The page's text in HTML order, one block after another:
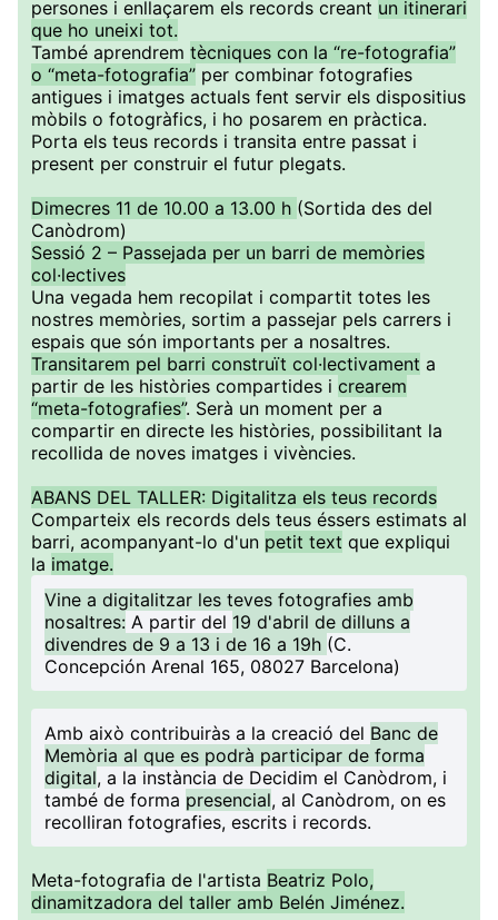
persones i enllaçarem els records creant un itinerari
que ho uneixi tot.
També aprendrem tècniques con la “re-fotografia”
o “meta-fotografia” per combinar fotografies
antigues i imatges actuals fent servir els dispositius
mòbils o fotogràfics, i ho posarem en pràctica.
Porta els teus records i transita entre passat i
present per construir el futur plegats.
Dimecres 11 de 10.00 a 13.00 h (Sortida des del
Canòdrom)
Sessió 2 – Passejada per un barri de memòries
col·lectives
Una vegada hem recopilat i compartit totes les
nostres memòries, sortim a passejar pels carrers i
espais que són importants per a nosaltres.
Transitarem pel barri construït col·lectivament a
partir de les històries compartides i crearem
“meta-fotografies”. Serà un moment per a
compartir en directe les històries, possibilitant la
recollida de noves imatges i vivències.
ABANS DEL TALLER: Digitalitza els teus records
Comparteix els records dels teus éssers estimats al
barri, acompanyant-lo d'un petit text que expliqui
la imatge.
Vine a digitalitzar les teves fotografies amb
nosaltres: A partir del 19 d'abril de dilluns a
divendres de 9 a 13 i de 16 a 19h (C.
Concepción Arenal 165, 08027 Barcelona)
Amb això contribuiràs a la creació del Banc de
Memòria al que es podrà participar de forma
digital, a la instància de Decidim el Canòdrom, i
també de forma presencial, al Canòdrom, on es
recolliran fotografies, escrits i records.
Meta-fotografia de l'artista Beatriz Polo,
dinamitzadora del taller amb Belén Jiménez.